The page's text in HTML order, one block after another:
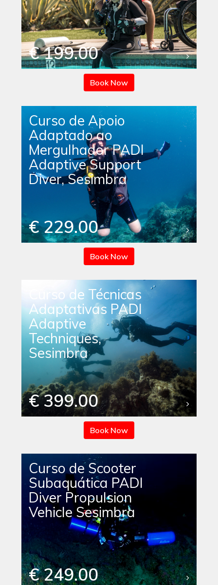
€ 199.00
Book Now
Curso de Apoio
Adaptado ao
Mergulhador PADI
Adaptive Support
Diver, Sesimbra
€ 229.00
Book Now
Curso de Técnicas
Adaptativas PADI
Adaptive
Techniques,
Sesimbra
€ 399.00
Book Now
Curso de Scooter
Subaquática PADI
Diver Propulsion
Vehicle Sesimbra
€ 249.00